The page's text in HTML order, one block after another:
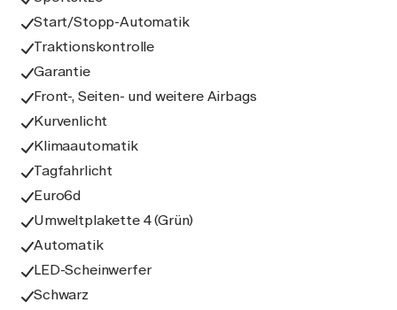
Start/Stopp-Automatik
Traktionskontrolle
Garantie
Front-, Seiten- und weitere Airbags
Kurvenlicht
Klimaautomatik
Tagfahrlicht
Euro6d
Umweltplakette 4 (Grün)
Automatik
LED-Scheinwerfer
Schwarz